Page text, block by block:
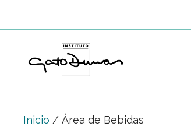
Inicio / Área de Bebidas